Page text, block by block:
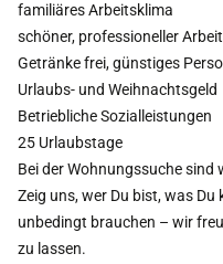
familiäres Arbeitsklima
schöner, professioneller
Getränke frei, günstiges
Urlaubs- und Weihnachtsgeld
Betriebliche Sozialleistungen
25 Urlaubstage
Bei der Wohnungssuche sind
Zeig uns, wer Du bist, was
unbedingt brauchen – wir
zu lassen.